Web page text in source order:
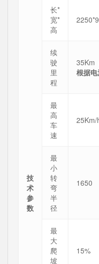
技
术
参
数
长*
宽*
高
续
驶
里
程
35Km
根据
最
高
车
速
25Km/
最
小
转
弯
半
径
1650
最
大
爬
坡
15%